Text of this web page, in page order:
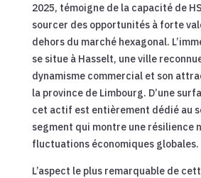
2025, témoigne de la capacité de
sourcer des opportunités à forte
dehors du marché hexagonal.
se situe à Hasselt, une ville
dynamisme commercial et son
la province de Limbourg. D’une
cet actif est entièrement dédié au
segment qui montre une résilience
fluctuations économiques globales.
L’aspect le plus remarquable de